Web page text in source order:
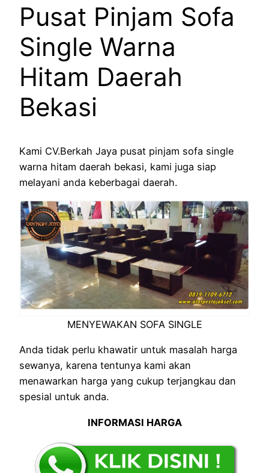
Pusat Pinjam Sofa
Single Warna
Hitam Daerah
Bekasi
Kami CV.Berkah Jaya pusat pinjam sofa single
warna hitam daerah bekasi, kami juga siap
melayani anda keberbagai daerah.
MENYEWAKAN SOFA SINGLE
Anda tidak perlu khawatir untuk masalah harga
sewanya, karena tentunya kami akan
menawarkan harga yang cukup terjangkau dan
spesial untuk anda.
INFORMASI HARGA